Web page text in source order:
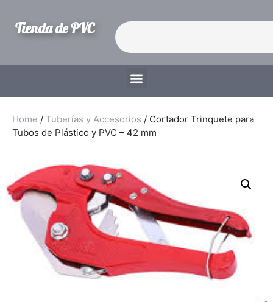
Tienda de PVC
Home / Tuberías y Accesorios / Cortador Trinquete para
Tubos de Plástico y PVC – 42 mm